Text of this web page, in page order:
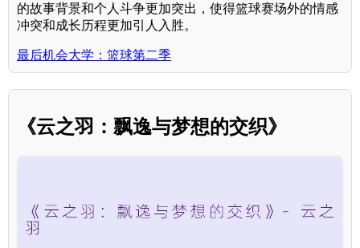
的故事背景和个人斗争更加突出，使得篮球赛场外的情感
冲突和成长历程更加引人入胜。
最后机会大学：篮球第二季
《云之羽：飘逸与梦想的交织》